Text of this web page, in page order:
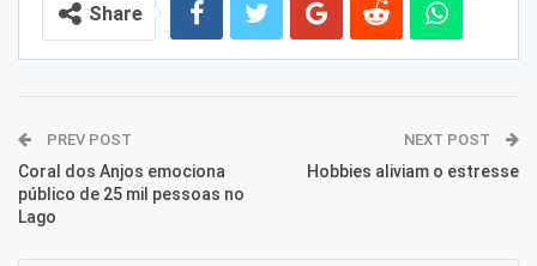
Share
PREV POST
Coral dos Anjos emociona
público de 25 mil pessoas no
Lago
NEXT POST
Hobbies aliviam o estresse